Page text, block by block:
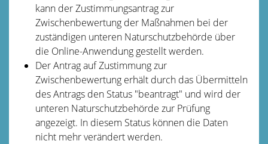
kann der Zustimmungsantrag zur
Zwischenbewertung der Maßnahmen bei der
zuständigen unteren Naturschutzbehörde über
die Online-Anwendung gestellt werden.
Der Antrag auf Zustimmung zur
Zwischenbewertung erhält durch das Übermitteln
des Antrags den Status "beantragt" und wird der
unteren Naturschutzbehörde zur Prüfung
angezeigt. In diesem Status können die Daten
nicht mehr verändert werden.